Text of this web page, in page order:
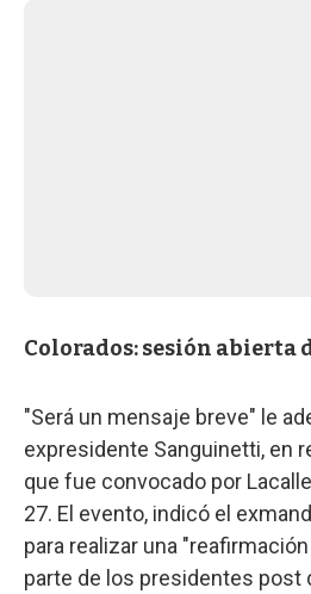
Colorados: sesión abierta
"Será un mensaje breve" le
expresidente Sanguinetti, en
que fue convocado por
27. El evento, indicó el
para realizar una
parte de los presidentes post